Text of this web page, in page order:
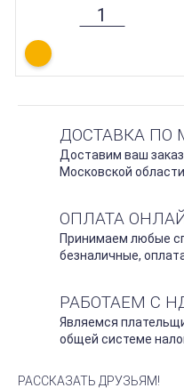
делает его более захватывающим,
классической музыки.
ДОСТАВКА ПО
Доставим ваш
Московской области
ОПЛАТА
Принимаем любые
безналичные,
РАБОТАЕМ С
Являемся
общей системе
РАССКАЗАТЬ ДРУЗЬЯМ!